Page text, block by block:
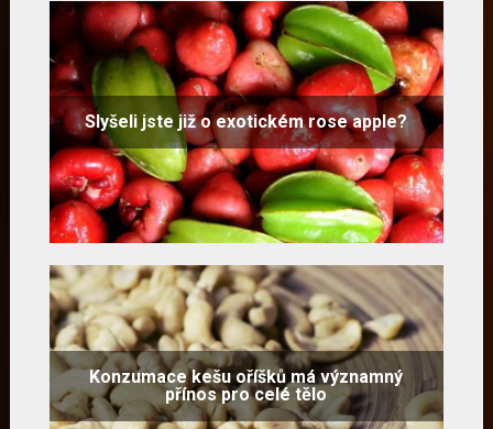
Slyšeli jste již o exotickém rose apple?
Konzumace kešu oříšků má významný
přínos pro celé tělo